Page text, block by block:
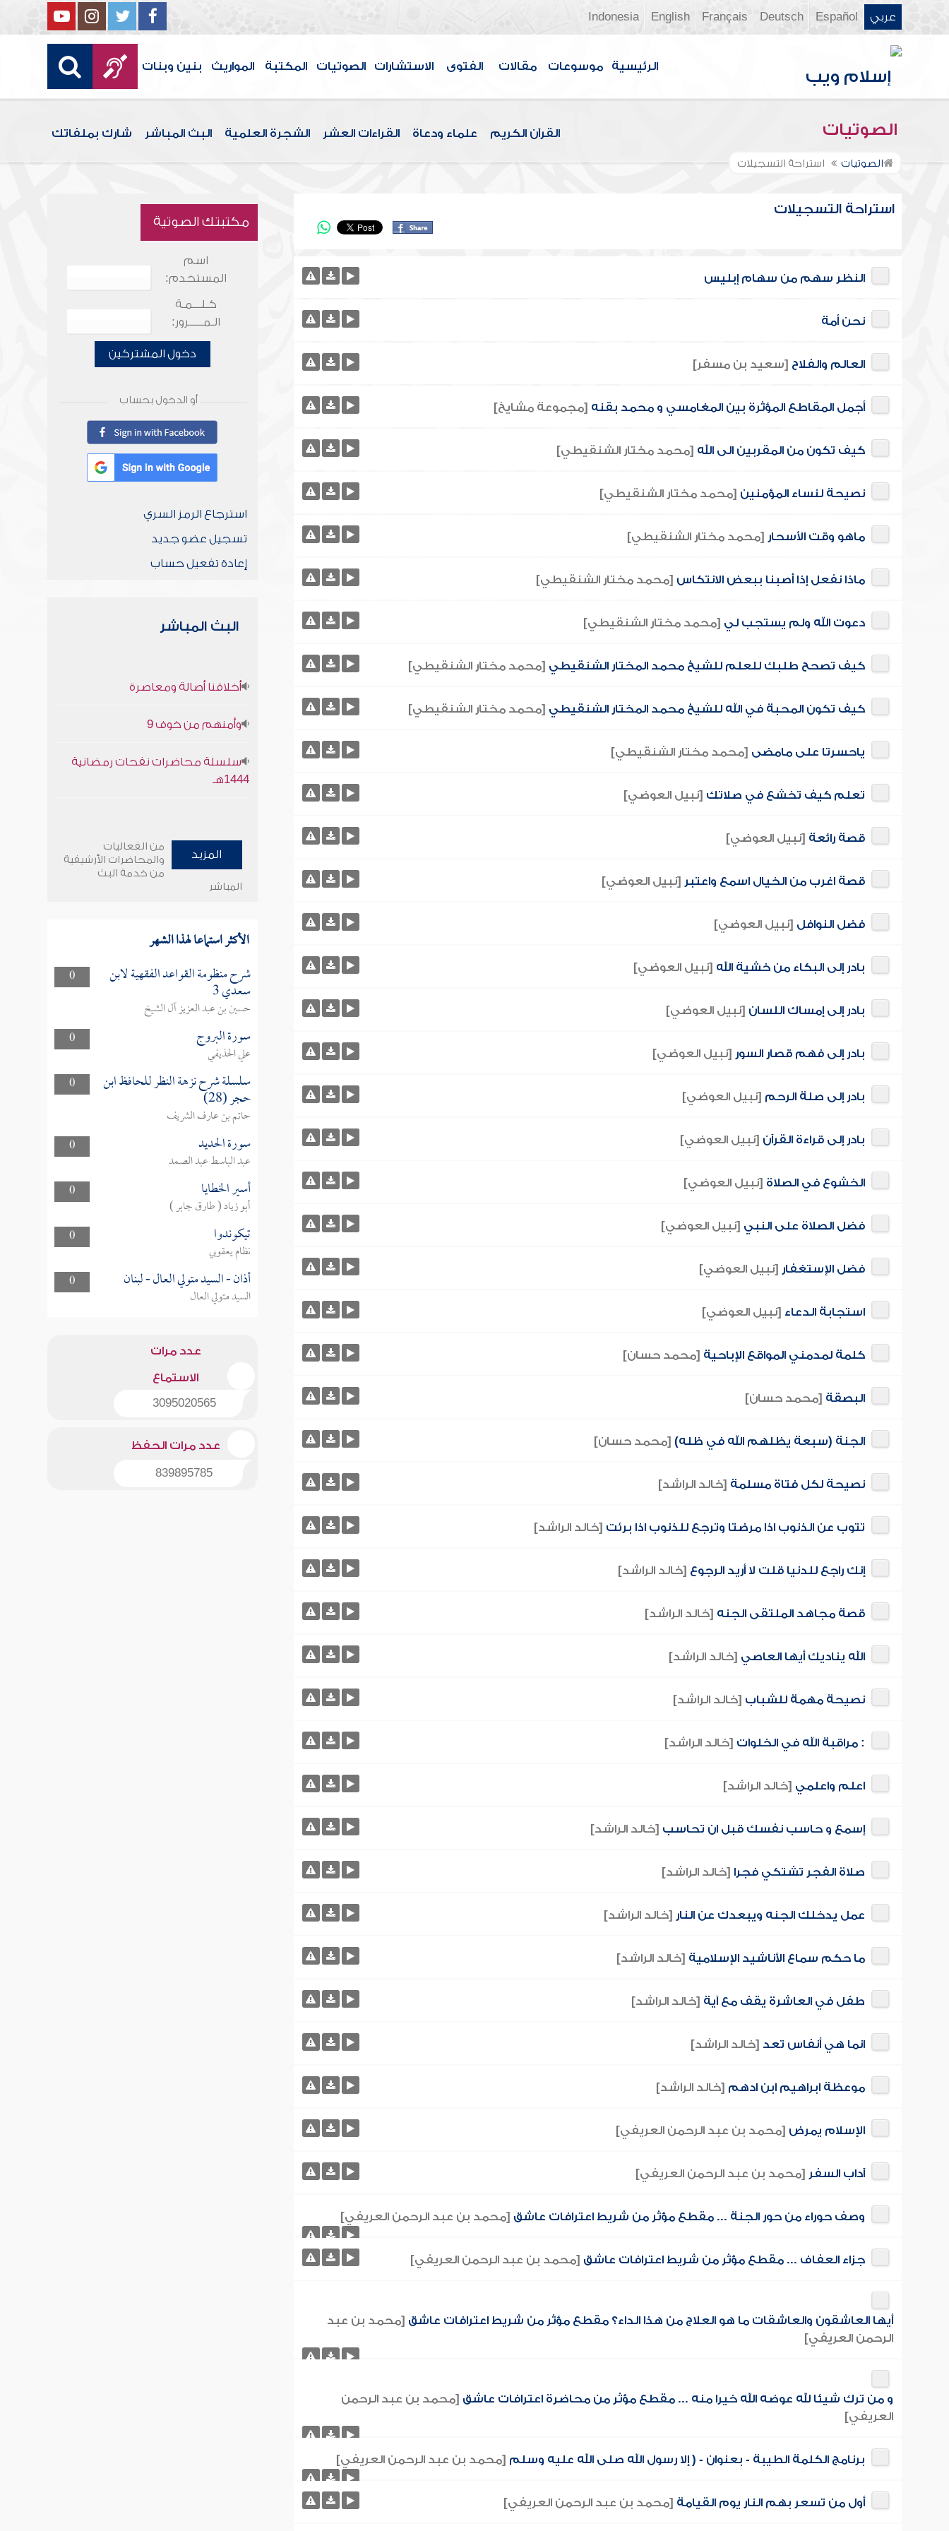
عربي Español
Deutsch
Français
English
Indonesia
الرئيسية موسوعات مقالات الفتوى الاستشارات الصوتيات المكتبة المواريث بنين وبنات
الصوتيات القرآن الكريم علماء ودعاة القراءات العشر الشجرة العلمية البث المباشر شارك بملفاتك
الصوتيات استراحة التسجيلات
استراحة التسجيلات
النظر سهم من سهام إبليس
نحن أمة
العالم والفلاح [سعيد بن مسفر]
أجمل المقاطع المؤثرة بين المغامسي و محمد بقنه [مجموعة مشايخ]
كيف تكون من المقربين الى الله [محمد مختار الشنقيطي]
نصيحة لنساء المؤمنين [محمد مختار الشنقيطي]
ماهو وقت الأسحار [محمد مختار الشنقيطي]
ماذا نفعل إذا أصبنا ببعض الانتكاس [محمد مختار الشنقيطي]
دعوت الله ولم يستجب لي [محمد مختار الشنقيطي]
كيف تصحح طلبك للعلم للشيخ محمد المختار الشنقيطي [محمد مختار الشنقيطي]
كيف تكون المحبة في الله للشيخ محمد المختار الشنقيطي [محمد مختار الشنقيطي]
ياحسرتا على مامضى [محمد مختار الشنقيطي]
تعلم كيف تخشع في صلاتك [نبيل العوضي]
قصة رائعة [نبيل العوضي]
قصة اغرب من الخيال اسمع واعتبر [نبيل العوضي]
فضل النوافل [نبيل العوضي]
بادر إلى البكاء من خشية الله [نبيل العوضي]
بادر إلى إمساك اللسان [نبيل العوضي]
بادر إلى فهم قصار السور [نبيل العوضي]
بادر إلى صلة الرحم [نبيل العوضي]
بادر إلى قراءة القرآن [نبيل العوضي]
الخشوع في الصلاة [نبيل العوضي]
فضل الصلاة على النبي [نبيل العوضي]
فضل الإستغفار [نبيل العوضي]
استجابة الدعاء [نبيل العوضي]
كلمة لمدمني المواقع الإباحية [محمد حسان]
البصقة [محمد حسان]
الجنة (سبعة يظلهم الله في ظله) [محمد حسان]
نصيحة لكل فتاة مسلمة [خالد الراشد]
تتوب عن الذنوب اذا مرضتا وترجع للذنوب اذا برئت [خالد الراشد]
إنك راجع للدنيا قلت لا أريد الرجوع [خالد الراشد]
قصة مجاهد الملتقى الجنه [خالد الراشد]
الله يناديك أيها العاصي [خالد الراشد]
نصيحة مهمة للشباب [خالد الراشد]
: مراقبة الله في الخلوات [خالد الراشد]
اعلم واعلمي [خالد الراشد]
إسمع و حاسب نفسك قبل ان تحاسب [خالد الراشد]
صلاة الفجر تشتكي فجرا [خالد الراشد]
عمل يدخلك الجنه ويبعدك عن النار [خالد الراشد]
ما حكم سماع الأناشيد الإسلامية [خالد الراشد]
طفل في العاشرة يقف مع آية [خالد الراشد]
انما هي أنفاس تعد [خالد الراشد]
موعظة ابراهيم ابن ادهم [خالد الراشد]
الإسلام يمرض [محمد بن عبد الرحمن العريفي]
آداب السفر [محمد بن عبد الرحمن العريفي]
وصف حوراء من حور الجنة ... مقطع مؤثر من شريط اعترافات عاشق [محمد بن عبد الرحمن العريفي]
جزاء العفاف ... مقطع مؤثر من شريط اعترافات عاشق [محمد بن عبد الرحمن العريفي]
أيها العاشقون والعاشقات ما هو العلاج من هذا الداء؟ مقطع مؤثر من شريط اعترافات عاشق [محمد بن عبد
الرحمن العريفي]
و من ترك شيئا لله عوضه الله خيرا منه ... مقطع مؤثر من محاضرة اعترافات عاشق [محمد بن عبد الرحمن
العريفي]
برنامج الكلمة الطيبة - بعنوان - ( إلا رسول الله صلى الله عليه وسلم [محمد بن عبد الرحمن العريفي]
أول من تسعر بهم النار يوم القيامة [محمد بن عبد الرحمن العريفي]
مكتبتك الصوتية
اسم
المستخدم:
كـلـــمـة
الـمـــــرور:
دخول المشتركين
أو الدخول بحساب
استرجاع الرمز السري
تسجيل عضو جديد
إعادة تفعيل حساب
البث المباشر
أخلاقنا أصالة ومعاصرة
وأمنهم من خوف 9
سلسلة محاضرات نفحات رمضانية
1444هـ
المزيد
من الفعاليات
والمحاضرات الأرشيفية
من خدمة البث
المباشر
الأكثر استماعا لهذا الشهر
0 شرح منظومة القواعد الفقهية لابن
سعدي 3
حسين بن عبد العزيز آل الشيخ
0
سورة البروج
علي الحذيفي
0
سلسلة شرح نزهة النظر للحافظ ابن
حجر (28)
حاتم بن عارف الشريف
0
سورة الحديد
عبد الباسط عبد الصمد
0
أسير الخطايا
أبو زياد ( طارق جابر )
0
تيكوندوا
نظام يعقوبي
0
أذان - السيد متولي العال - لبنان
السيد متولي العال
عدد مرات
الاستماع
3095020565
عدد مرات الحفظ
839895785